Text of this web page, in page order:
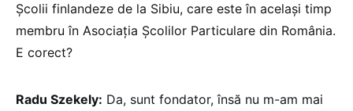
Școlii finlandeze de la Sibiu, care este în același timp
membru în Asociația Școlilor Particulare din România.
E corect?
Radu Szekely: Da, sunt fondator, însă nu m-am mai